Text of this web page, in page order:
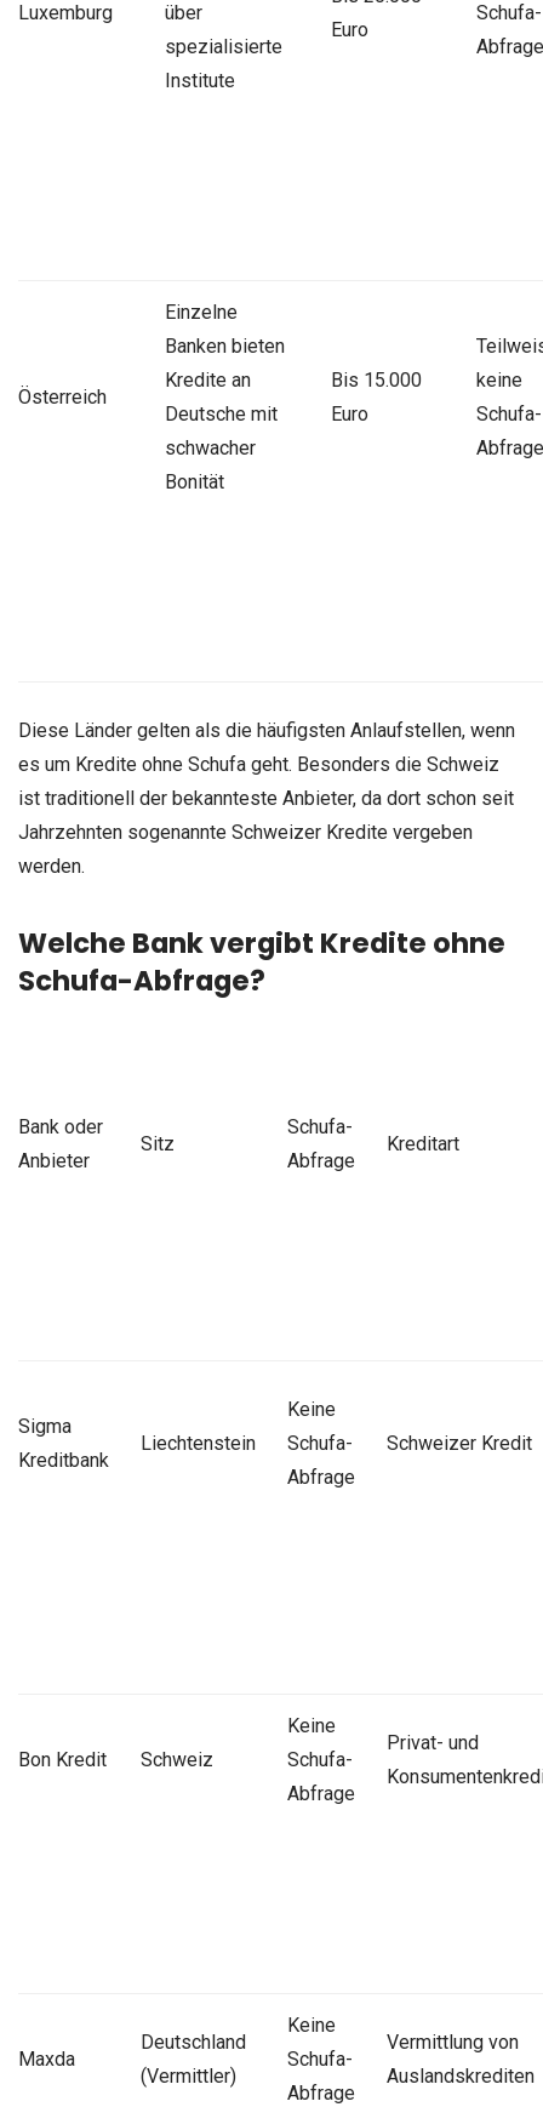
Luxemburg
über
spezialisierte
Institute
Euro
Schufa-
Abfrage
Österreich
Einzelne
Banken bieten
Kredite an
Deutsche mit
schwacher
Bonität
Bis 15.000
Euro
keine
Schufa-
Abfrage
Diese Länder gelten als die häufigsten Anlaufstellen, wenn
es um Kredite ohne Schufa geht. Besonders die Schweiz
ist traditionell der bekannteste Anbieter, da dort schon seit
Jahrzehnten sogenannte Schweizer Kredite vergeben
werden.
Welche Bank vergibt Kredite ohne
Schufa-Abfrage?
Bank oder
Anbieter
Sitz
Schufa-
Abfrage
Kreditart
Sigma
Kreditbank
Liechtenstein
Keine
Schufa-
Abfrage
Schweizer Kredit
Bon Kredit Schweiz
Keine
Schufa-
Abfrage
Privat- und
Maxda
Deutschland
(Vermittler)
Keine
Schufa-
Abfrage
Vermittlung von
Auslandskrediten